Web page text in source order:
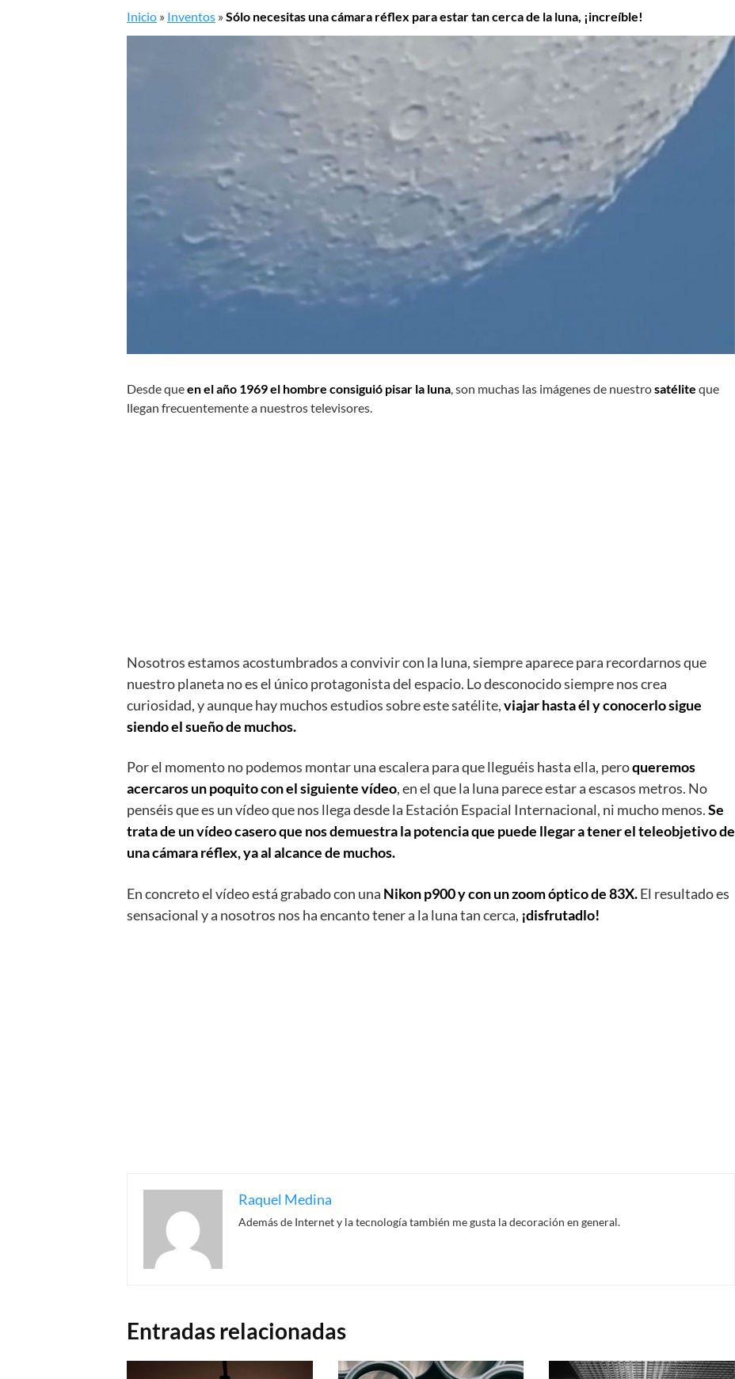
Inicio » Inventos »Sólo necesitas una cámara réflex para estar tan cerca de la luna, ¡increíble!
Desde queen el año 1969 el hombre consiguió pisar la luna , son muchas las imágenes de nuestrosatélite que
llegan frecuentemente a nuestros televisores.
Nosotros estamos acostumbrados a convivir con la luna, siempre aparece para recordarnos que
nuestro planeta no es el único protagonista del espacio. Lo desconocido siempre nos crea
curiosidad, y aunque hay muchos estudios sobre este satélite,viajar hasta él y conocerlo sigue
siendo el sueño de muchos.
Por el momento no podemos montar una escalera para que lleguéis hasta ella, peroqueremos
acercaros un poquito con el siguiente vídeo, en el que la luna parece estar a escasos metros. No
penséis que es un vídeo que nos llega desde la Estación Espacial Internacional, ni mucho menos.Se
trata de un vídeo casero que nos demuestra la potencia que puede llegar a tener el teleobjetivo de
una cámara réflex, ya al alcance de muchos.
En concreto el vídeo está grabado con una Nikon p900 y con un zoom óptico de 83X.El resultado es
sensacional y a nosotros nos ha encanto tener a la luna tan cerca, ¡disfrutadlo!
Raquel Medina
Además de Internet y la tecnología también me gusta la decoración en general.
Entradas relacionadas